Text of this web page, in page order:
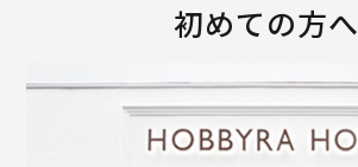
初めての方へ